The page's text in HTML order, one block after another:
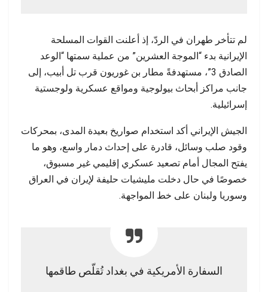
لم تتأخر طهران في الردّ، إذ أعلنت القوات المسلحة
الإيرانية بدء “الموجة العشرين” من عملية سمتها “الوعد
الصادق 3”، مستهدفةً مطار بن غوريون قرب تل أبيب، إلى
جانب مراكز أبحاث بيولوجية ومواقع عسكرية ولوجستية
إسرائيلية.
الجيش الإيراني أكد استخدام صواريخ بعيدة المدى، بمحركات
وقود صلب وسائل، قادرة على إحداث دمار واسع، وهو ما
يفتح المجال أمام تصعيد عسكري إقليمي غير مسبوق،
خصوصًا في حال دخلت مليشيات حليفة لإيران في العراق
وسوريا ولبنان على خط المواجهة.
السفارة الأمريكية في بغداد تُقلّص طاقمها